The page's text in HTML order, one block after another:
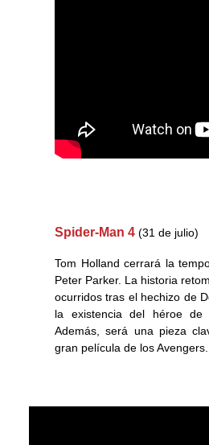
Spider-Man 4 (31 de julio)
Tom Holland cerrará la
Peter Parker. La historia
ocurridos tras el hechizo de
la existencia del héroe de
Además, será una pieza
gran película de los Avengers.